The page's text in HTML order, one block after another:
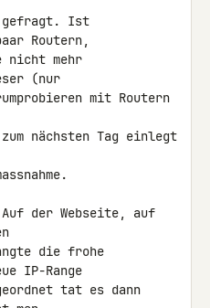
gefragt. Ist
Routern,
nicht mehr
(nur
mit Routern
nächsten Tag einlegt
der Webseite, auf
die frohe
IP-Range
tat es dann